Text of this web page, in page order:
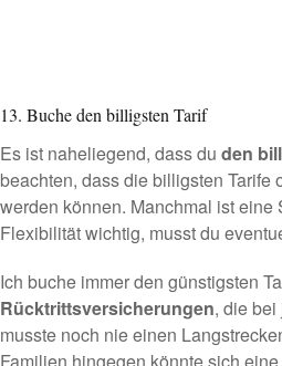
13. Buche den billigsten Tarif
Es ist naheliegend, dass du den
beachten, dass die billigsten Tarife
werden können. Manchmal ist
Flexibilität wichtig, musst du
Ich buche immer den günstigsten
Rücktrittsversicherungen, die
musste noch nie einen